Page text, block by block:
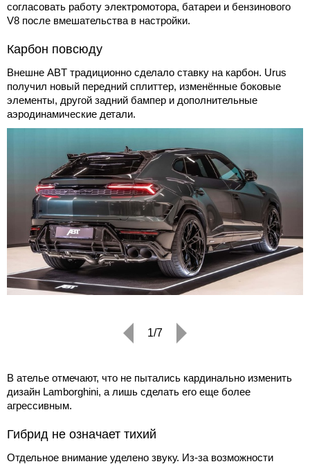
согласовать работу электромотора, батареи и бензинового
V8 после вмешательства в настройки.
Карбон повсюду
Внешне ABT традиционно сделало ставку на карбон. Urus
получил новый передний сплиттер, изменённые боковые
элементы, другой задний бампер и дополнительные
аэродинамические детали.
1/7
В ателье отмечают, что не пытались кардинально изменить
дизайн Lamborghini, а лишь сделать его еще более
агрессивным.
Гибрид не означает тихий
Отдельное внимание уделено звуку. Из-за возможности